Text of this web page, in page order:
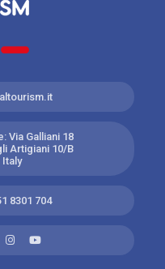
Via Galliani 18
Artigiani 10/B
Italy
8301 704